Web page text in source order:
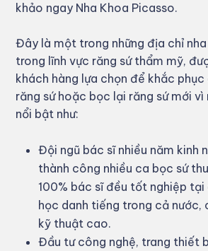
khảo ngay Nha Khoa Picasso.
Đây là một trong những địa chỉ
trong lĩnh vực răng sứ thẩm mỹ,
khách hàng lựa chọn để khắc
răng sứ hoặc bọc lại răng sứ mới vì
nổi bật như:
Đội ngũ bác sĩ nhiều năm kinh
thành công nhiều ca bọc sứ
100% bác sĩ đều tốt nghiệp
học danh tiếng trong cả nước,
kỹ thuật cao.
Đầu tư công nghệ, trang thiết